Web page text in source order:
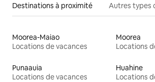
Destinations à proximité Autres types
Moorea-Maiao
Locations de vacances
Moorea
Locations
Punaauia
Locations de vacances
Huahine
Locations